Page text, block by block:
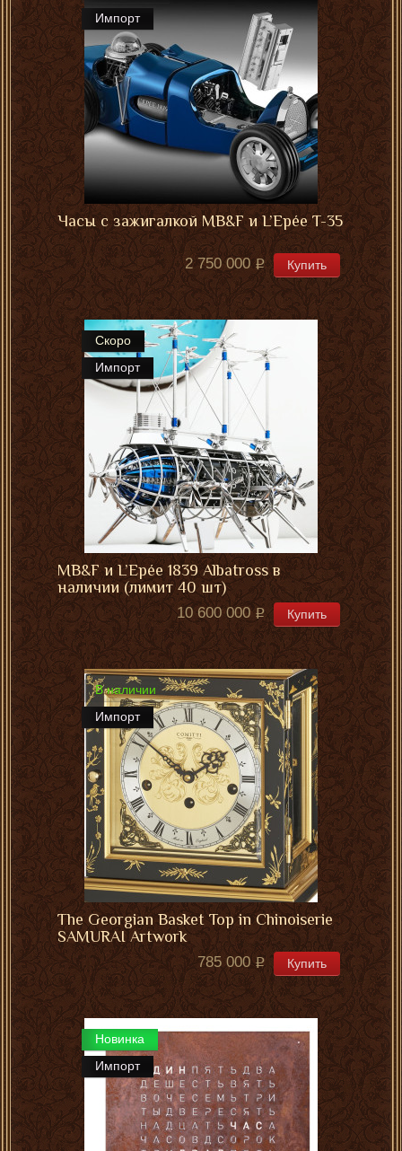
Импорт
Часы с зажигалкой MB&F и L’Epée T-35
2 750 000 Купить
Скоро
Импорт
MB&F и L’Epée 1839 Albatross в
наличии (лимит 40 шт)
10 600 000 Купить
В наличии
Импорт
The Georgian Basket Top in Chinoiserie
SAMURAI Artwork
785 000 Купить
Новинка
Импорт